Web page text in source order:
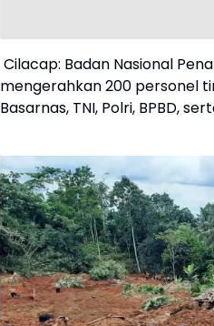
Cilacap: Badan Nasional
mengerahkan 200 personel
Basarnas, TNI, Polri, BPBD,